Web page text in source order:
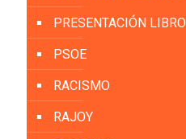
PRESENTACIÓN LIBRO
PSOE
RACISMO
RAJOY